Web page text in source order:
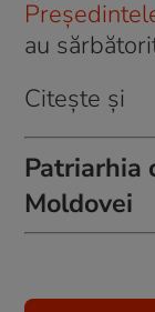
au
Citeşte şi
Patriarhia
Moldovei